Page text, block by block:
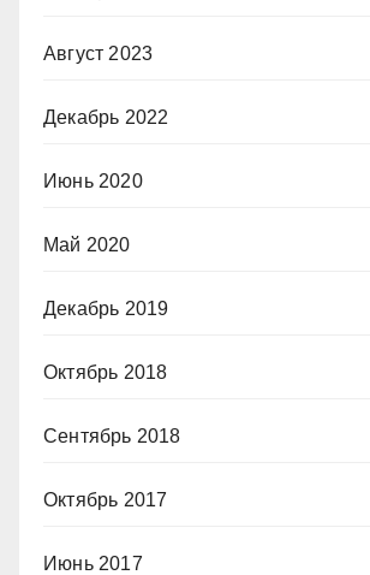
Август 2023
Декабрь 2022
Июнь 2020
Май 2020
Декабрь 2019
Октябрь 2018
Сентябрь 2018
Октябрь 2017
Июнь 2017